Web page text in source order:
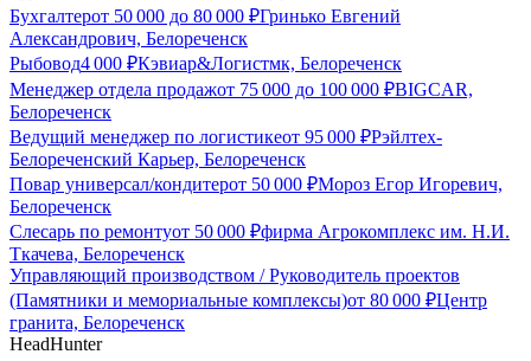
Бухгалтерот 50 000 до 80 000 ₽Гринько Евгений
Александрович, Белореченск
Рыбовод4 000 ₽Кэвиар&Логистмк, Белореченск
Менеджер отдела продажот 75 000 до 100 000 ₽BIGCAR,
Белореченск
Ведущий менеджер по логистикеот 95 000 ₽Рэйлтех-
Белореченский Карьер, Белореченск
Повар универсал/кондитерот 50 000 ₽Мороз Егор Игоревич,
Белореченск
Слесарь по ремонтуот 50 000 ₽фирма Агрокомплекс им. Н.И.
Ткачева, Белореченск
Управляющий производством / Руководитель проектов
(Памятники и мемориальные комплексы)от 80 000 ₽Центр
гранита, Белореченск
HeadHunter